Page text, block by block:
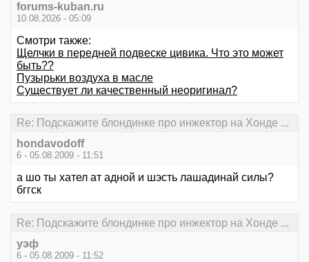
forums-kuban.ru
10.08.2026 - 05:09
Смотри также:
Щелчки в передней подвеске цивика. Что это может
быть??
Пузырьки воздуха в масле
Существует ли качественный неоригинал?
Re: Подскажите блондинке про инжектор на Хонде ...
hondavodoff
6 - 05.08.2009 - 11:51
а шо ты хател ат адной и шэсть лашадинай силы?
бггск
Re: Подскажите блондинке про инжектор на Хонде ...
уэф
6 - 05.08.2009 - 11:52